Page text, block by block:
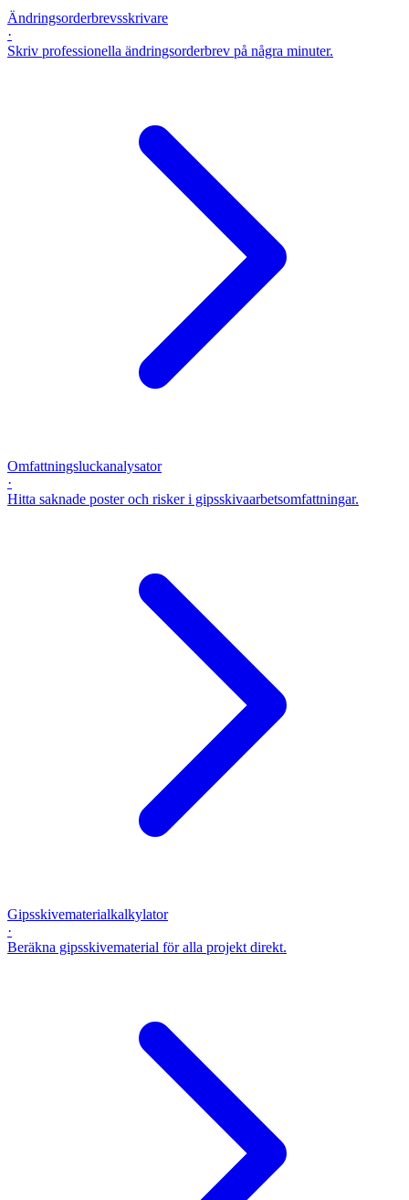
Ändringsorderbrevsskrivare
·
Skriv professionella ändringsorderbrev på några minuter.
Omfattningsluckanalysator
·
Hitta saknade poster och risker i gipsskivaarbetsomfattningar.
Gipsskivematerialkalkylator
·
Beräkna gipsskivematerial för alla projekt direkt.